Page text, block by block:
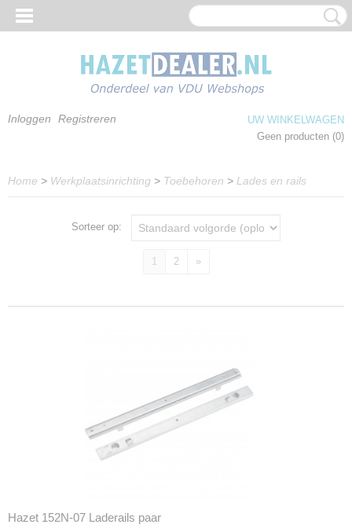
Inloggen Registreren
UW WINKELWAGEN
Geen producten (0)
Home > Werkplaatsinrichting > Toebehoren > Lades en rails
Sorteer op:
1 2 »
Hazet 152N-07 Laderails paar